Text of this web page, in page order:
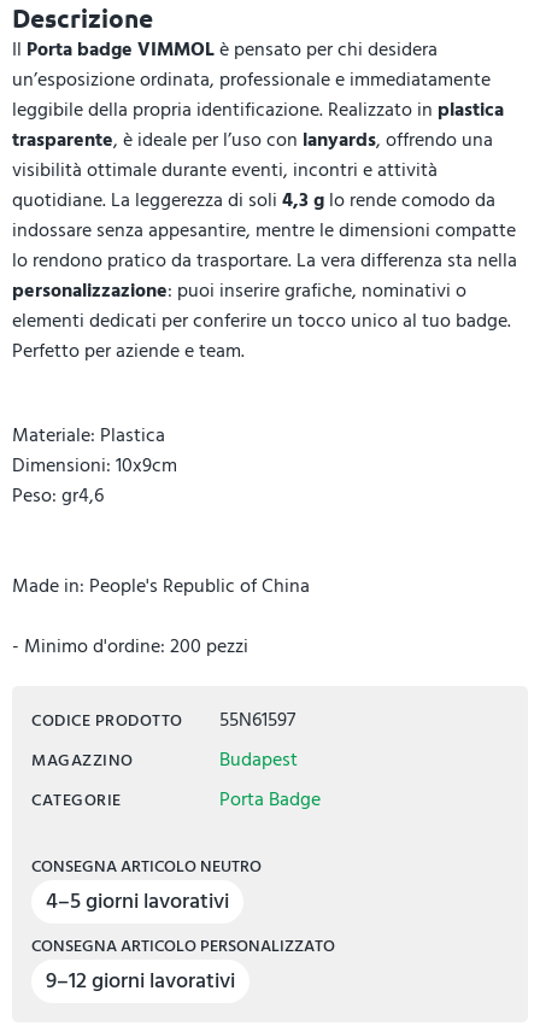
Descrizione
Il Porta badge VIMMOLè pensato per chi desidera
un’esposizione ordinata, professionale e immediatamente
leggibile della propria identificazione. Realizzato in plastica
trasparente, è ideale per l’uso con lanyards, offrendo una
visibilità ottimale durante eventi, incontri e attività
quotidiane. La leggerezza di soli4,3 glo rende comodo da
indossare senza appesantire, mentre le dimensioni compatte
lo rendono pratico da trasportare. La vera differenza sta nella
personalizzazione: puoi inserire grafiche, nominativi o
elementi dedicati per conferire un tocco unico al tuo badge.
Perfetto per aziende e team.
Materiale: Plastica
Dimensioni: 10x9cm
Peso: gr4,6
Made in: People's Republic of China
- Minimo d'ordine: 200 pezzi
CODICE PRODOTTO 55N61597
MAGAZZINO Budapest
CATEGORIE Porta Badge
CONSEGNA ARTICOLO NEUTRO
4–5 giorni lavorativi
CONSEGNA ARTICOLO PERSONALIZZATO
9–12 giorni lavorativi